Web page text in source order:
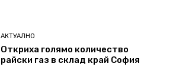
АКТУАЛНО
Откриха голямо количество
райски газ в склад край София